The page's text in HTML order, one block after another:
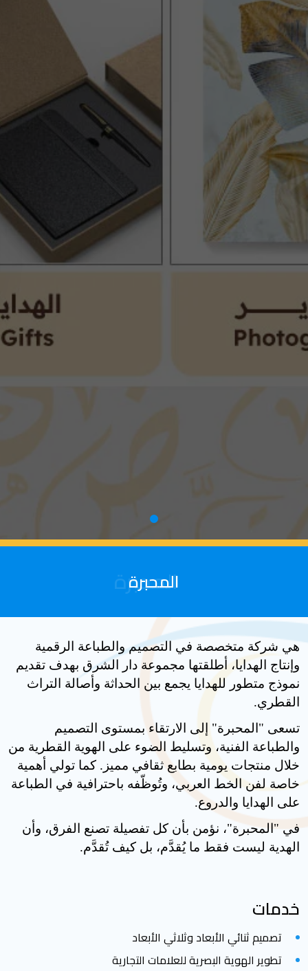
المحبرة
المحبرة
هي شركة متخصصة في التصميم والطباعة الرقمية
وإنتاج الهدايا، أطلقتها مجموعة دار الشرق بهدف تقديم
نموذج متطور للهدايا يجمع بين الحداثة وأصالة التراث
القطري.
تسعى "المحبرة" إلى الارتقاء بمستوى التصميم
والطباعة الفنية، وتسليط الضوء على الهوية القطرية من
خلال منتجات يومية بطابع ثقافي مميز. كما تولي أهمية
خاصة لفن الخط العربي، وتُوظّفه باحترافية في الطباعة
على الهدايا والدروع.
في "المحبرة"، نؤمن بأن كل تفصيلة تصنع الفرق، وأن
الهدية ليست فقط ما يُقدَّم، بل كيف تُقدَّم.
خدمات
تصميم ثنائي الأبعاد وثلاثي الأبعاد
تطوير الهوية البصرية للعلامات التجارية